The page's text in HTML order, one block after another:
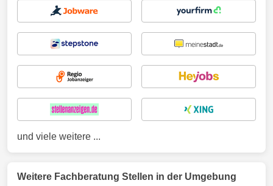
und viele weitere ...
Weitere Fachberatung Stellen in der Umgebung